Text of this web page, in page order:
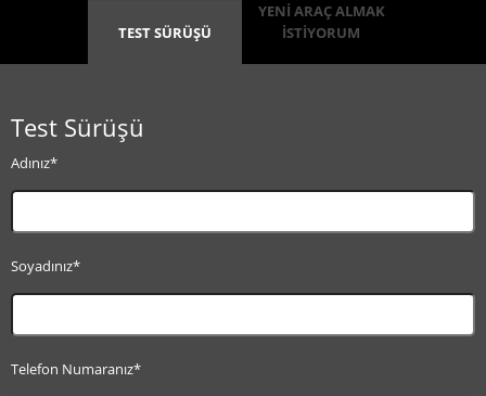
TEST SÜRÜŞÜ
YENİ ARAÇ ALMAK
İSTİYORUM
Test Sürüşü
Adınız*
Soyadınız*
Telefon Numaranız*